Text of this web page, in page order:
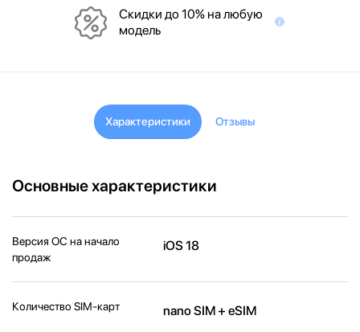
Скидки до 10% на любую
модель
Характеристики Отзывы
Основные характеристики
Версия ОС на начало
продаж
iOS 18
Количество SIM-карт nano SIM + eSIM